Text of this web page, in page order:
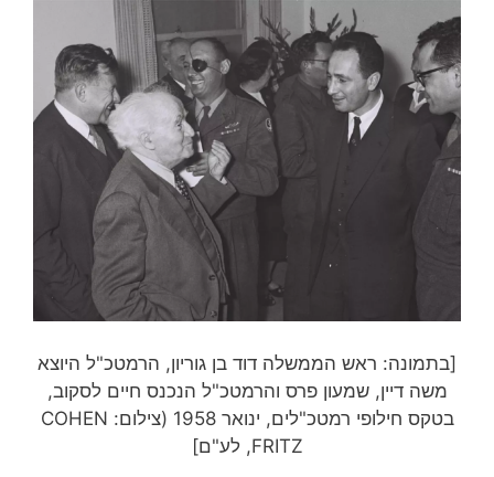
[בתמונה: ראש הממשלה דוד בן גוריון, הרמטכ"ל היוצא
משה דיין, שמעון פרס והרמטכ"ל הנכנס חיים לסקוב,
בטקס חילופי רמטכ"לים, ינואר 1958 (צילום: COHEN
FRITZ, לע"ם]